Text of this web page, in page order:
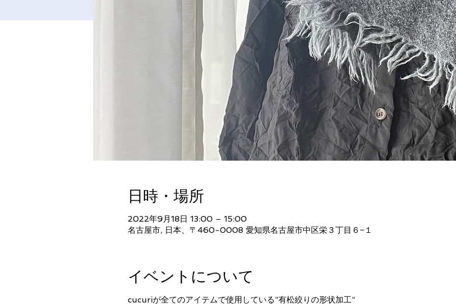
日時・場所
2022年9月18日 13:00 – 15:00
名古屋市, 日本、〒460-0008 愛知県名古屋市中区栄３丁目６−１
イベントについて
cucuriが全てのアイテムで使用している”有松絞りの形状加工”